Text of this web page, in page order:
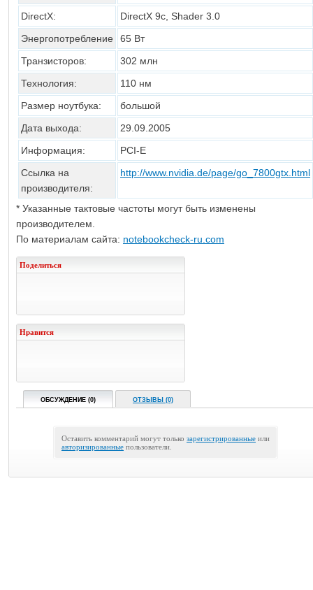
DirectX:
DirectX 9c, Shader 3.0
Энергопотребление
65 Вт
Транзисторов:
302 млн
Технология:
110 нм
Размер ноутбука:
большой
Дата выхода:
29.09.2005
Информация:
PCI-E
Ссылка на
производителя:
http://www.nvidia.de/page/go_7800gtx.html
* Указанные тактовые частоты могут быть изменены
производителем.
По материалам сайта: notebookcheck-ru.com
Поделиться
Нравится
ОБСУЖДЕНИЕ (0) ОТЗЫВЫ (0)
Оставить комментарий могут только зарегистрированные или
авторизированные пользователи.